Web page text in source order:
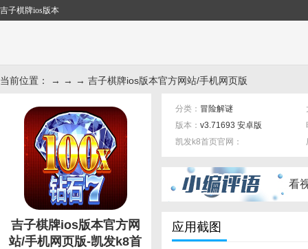
吉子棋牌ios版本
当前位置： → → → 吉子棋牌ios版本官方网站/手机网页版
吉子棋牌ios版本官方网
站/手机网页版-凯发k8首
分类： 冒险解谜
版本： v3.71693 安卓版
凯发k8首页官网：
看
应用截图